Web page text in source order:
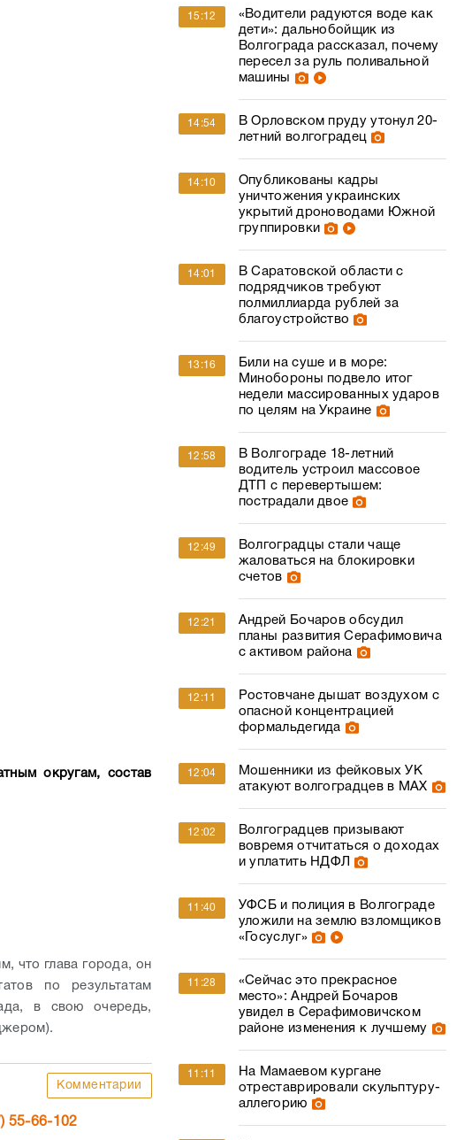
округам, состав
что глава города, он
по результатам
в свою очередь,
Комментарии
55-66-102
15:12
«Водители радуются воде как
дети»: дальнобойщик из
Волгограда рассказал, почему
пересел за руль поливальной
машины
14:54
В Орловском пруду утонул 20-
летний волгоградец
14:10
Опубликованы кадры
уничтожения украинских
укрытий дроноводами Южной
группировки
14:01
В Саратовской области с
подрядчиков требуют
полмиллиарда рублей за
благоустройство
13:16
Били на суше и в море:
Минобороны подвело итог
недели массированных ударов
по целям на Украине
12:58
В Волгограде 18-летний
водитель устроил массовое
ДТП с перевертышем:
пострадали двое
12:49
Волгоградцы стали чаще
жаловаться на блокировки
счетов
12:21
Андрей Бочаров обсудил
планы развития Серафимовича
с активом района
12:11
Ростовчане дышат воздухом с
опасной концентрацией
формальдегида
12:04
Мошенники из фейковых УК
атакуют волгоградцев в МАХ
12:02
Волгоградцев призывают
вовремя отчитаться о доходах
и уплатить НДФЛ
11:40
УФСБ и полиция в Волгограде
уложили на землю взломщиков
«Госуслуг»
11:28
«Сейчас это прекрасное
место»: Андрей Бочаров
увидел в Серафимовичском
районе изменения к лучшему
11:11
На Мамаевом кургане
отреставрировали скульптуру-
аллегорию